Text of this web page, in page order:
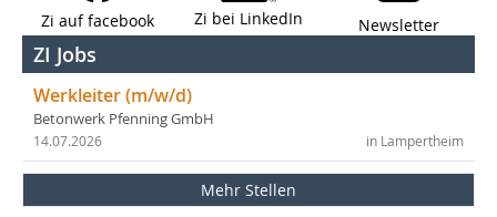
Zi auf facebook Zi bei LinkedIn Newsletter
ZI Jobs
Werkleiter (m/w/d)
Betonwerk Pfenning GmbH
in Lampertheim
14.07.2026
Mehr Stellen